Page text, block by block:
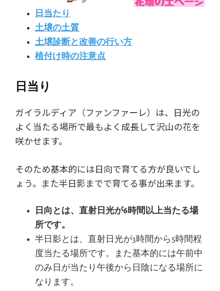
日当たり
土壌の土質
土壌診断と改善の行い方
植付け時の注意点
日当り
ガイラルディア（ファンファーレ）は、日光の
よく当たる場所で最もよく成長して沢山の花を
咲かせます。
そのため基本的には日向で育てる方が良いでし
ょう。また半日影までで育てる事が出来ます。
日向とは、直射日光が6時間以上当たる場
所です。
半日影とは、直射日光が3時間から5時間程
度当たる場所です。また基本的には午前中
のみ日が当たり午後から日陰になる場所に
なります。